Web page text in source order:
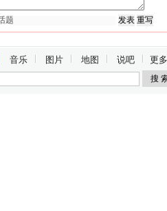
音乐 图片 地图 说吧 更